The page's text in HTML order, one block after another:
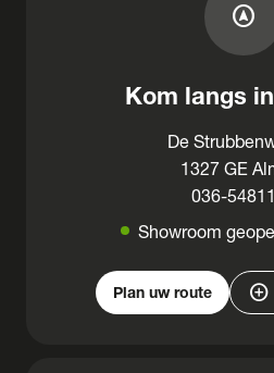
assistant_navigation
Kom langs
De
1327 GE
036-
Showroom
Plan uw route add_circle